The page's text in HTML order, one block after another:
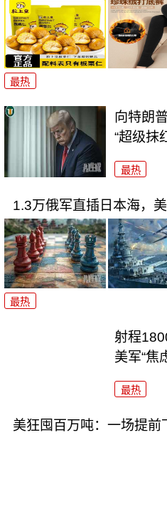
最热
向特朗
“超级抹
最热
1.3万俄军直插日本海，
最热
射程
美军“焦
最热
美狂囤百万吨：一场提前